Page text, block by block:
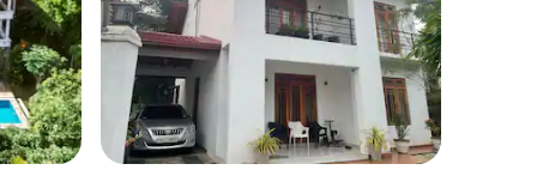
: 4,93 sur 5